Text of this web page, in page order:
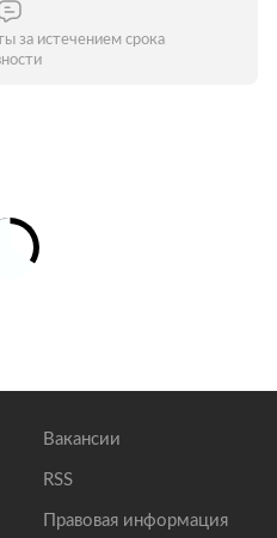
за истечением срока
Вакансии
RSS
Правовая информация